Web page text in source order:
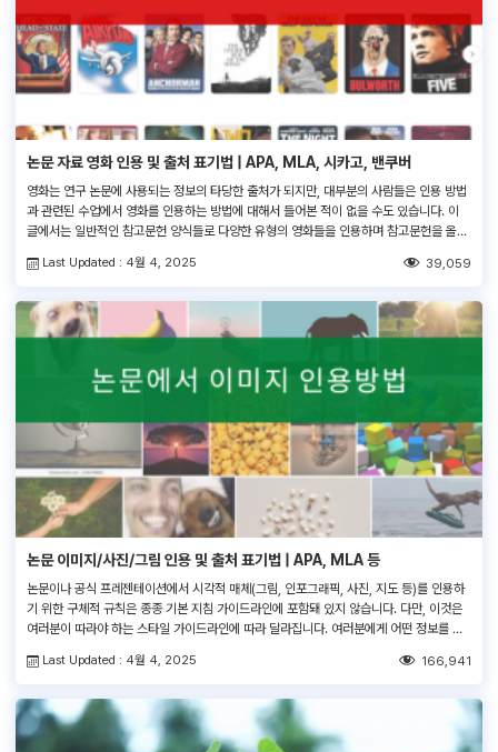
논문 자료 영화 인용 및 출처 표기법 | APA, MLA, 시카고, 밴쿠버
영화는 연구 논문에 사용되는 정보의 타당한 출처가 되지만, 대부분의 사람들은 인용 방법
과 관련된 수업에서 영화를 인용하는 방법에 대해서 들어본 적이 없을 수도 있습니다. 이
글에서는 일반적인 참고문헌 양식들로 다양한 유형의 영화들을 인용하며 참고문헌을 올바
독, 그 외 관계자자와 제작사 및 배급사가 반드시 포함되어야 합니다. 이러한 […]
Last Updated : 4월 4, 2025 39,059
논문 이미지/사진/그림 인용 및 출처 표기법 | APA, MLA 등
논문이나 공식 프레젠테이션에서 시각적 매체(그림, 인포그래픽, 사진, 지도 등)를 인용하
기 위한 구체적 규칙은 종종 기본 지침 가이드라인에 포함돼 있지 않습니다. 다만, 이것은
여러분이 따라야 하는 스타일 가이드라인에 따라 달라집니다. 여러분에게 어떤 정보를 인
쿠버 스타일의 예시를 참조하세요. 여러분은 다른 곳에서 가져오는 모든 […]
Last Updated : 4월 4, 2025 166,941